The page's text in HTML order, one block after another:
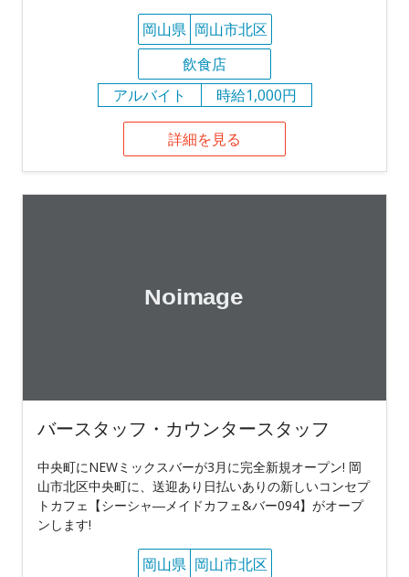
岡山県 岡山市北区
飲食店
アルバイト
時給1,000円
詳細を見る
バースタッフ・カウンタースタッフ
中央町にNEWミックスバーが3月に完全新規オープン! 岡
山市北区中央町に、送迎あり日払いありの新しいコンセプ
トカフェ【シーシャ―メイドカフェ&バー094】がオープ
ンします!
岡山県 岡山市北区